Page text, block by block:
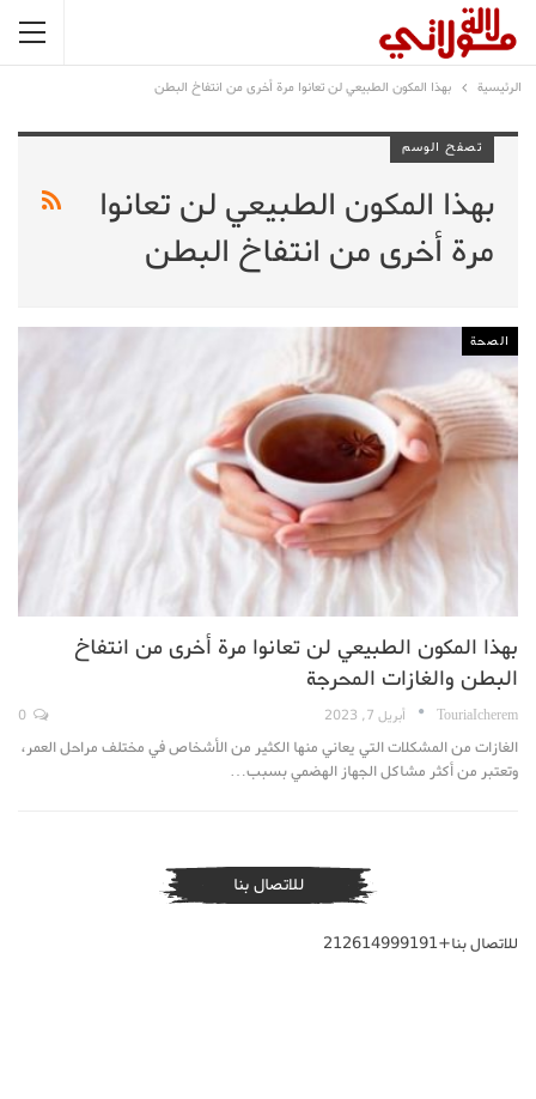
الرئيسية بهذا المكون الطبيعي لن تعانوا مرة أخرى من انتفاخ البطن
تصفح الوسم
بهذا المكون الطبيعي لن تعانوا
مرة أخرى من انتفاخ البطن
الصحة
بهذا المكون الطبيعي لن تعانوا مرة أخرى من انتفاخ
البطن والغازات المحرجة
TouriaIcherem أبريل 7, 2023
الغازات من المشكلات التي يعاني منها الكثير من الأشخاص في مختلف مراحل العمر،
وتعتبر من أكثر مشاكل الجهاز الهضمي بسبب…
للاتصال بنا
للاتصال بنا+212614999191